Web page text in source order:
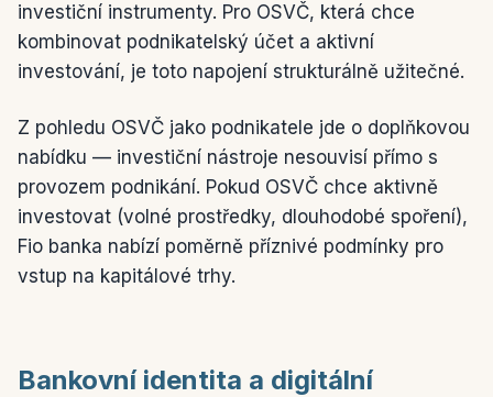
investiční instrumenty. Pro OSVČ, která chce
kombinovat podnikatelský účet a aktivní
investování, je toto napojení strukturálně užitečné.
Z pohledu OSVČ jako podnikatele jde o doplňkovou
nabídku — investiční nástroje nesouvisí přímo s
provozem podnikání. Pokud OSVČ chce aktivně
investovat (volné prostředky, dlouhodobé spoření),
Fio banka nabízí poměrně příznivé podmínky pro
vstup na kapitálové trhy.
Bankovní identita a digitální